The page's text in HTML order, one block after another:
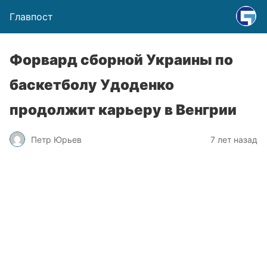
Главпост
Форвард сборной Украины по
баскетболу Удоденко
продолжит карьеру в Венгрии
Петр Юрьев 7 лет назад